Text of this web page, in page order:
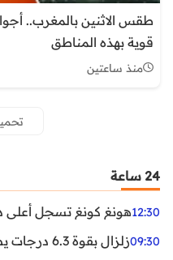
طقس الاثنين بالمغرب..
قوية بهذه المناطق
منذ ساعتين
24 ساعة
12:30هونغ كونغ تسجل أعلى
09:30زلزال بقوة 6.3 درجات يضرب جنوب الفلبين.. ولا تحذير من تسونامي حتى الآن